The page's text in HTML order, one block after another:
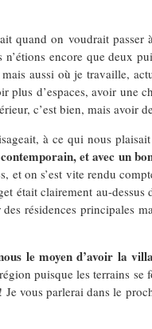
quand on voudrait
encore que deux
aussi où je travaille,
d’espaces, avoir
c’est bien, mais avoir
à ce qui nous
et avec un
et on s’est vite rendu
était clairement au-
résidences principales
le moyen d’avoir la
puisque les terrains
! Je vous parlerai dans le